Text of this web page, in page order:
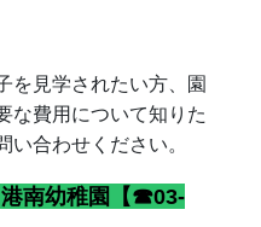
こデー
の未就園児の親
日に「かもめっ
ます。ぜひ遊び